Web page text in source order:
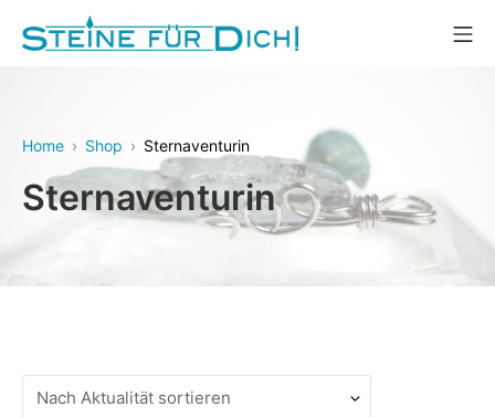
Inhalt
Home Shop Sternaventurin
Sternaventurin